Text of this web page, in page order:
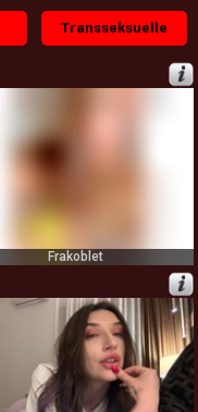
Transseksuelle
Frakoblet